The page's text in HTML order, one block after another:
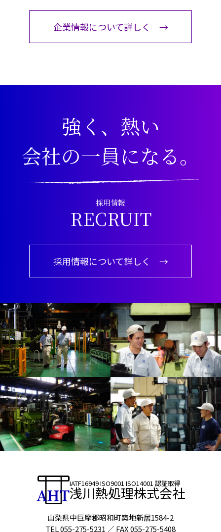
企業情報について詳しく →
強く、熱い
会社の一員になる。
採用情報
RECRUIT
採用情報について詳しく →
IATF16949 ISO9001 ISO14001 認証取得
浅川熱処理株式会社
山梨県中巨摩郡昭和町築地新居1584-2
TEL 055-275-5231 ／ FAX 055-275-5408